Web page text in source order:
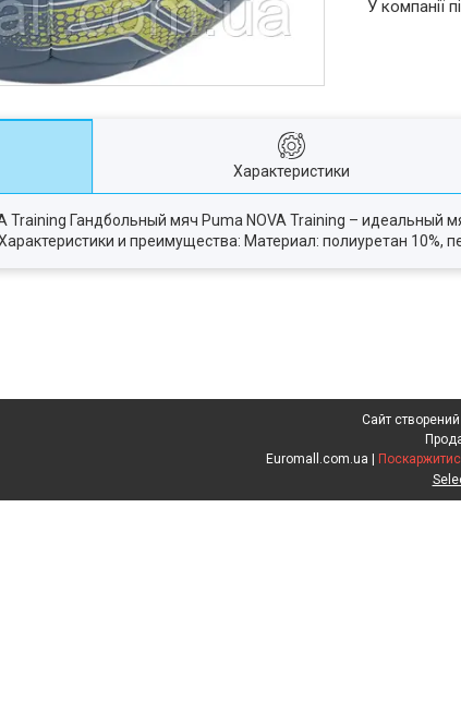
У компанії
Характеристики
Training Гандбольный мяч Puma NOVA Training –
и преимущества: Материал: полиуретан 10%,
Сайт